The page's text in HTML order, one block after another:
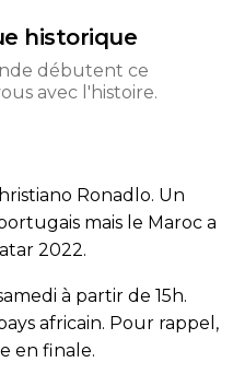
historique
débutent ce
avec l'histoire.
Ronadlo. Un
mais le Maroc a
2022.
à partir de 15h.
africain. Pour rappel,
en finale.